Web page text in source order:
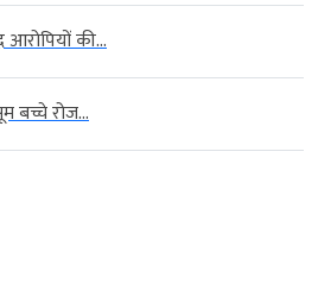
आरोपियों की...
बच्चे रोज...